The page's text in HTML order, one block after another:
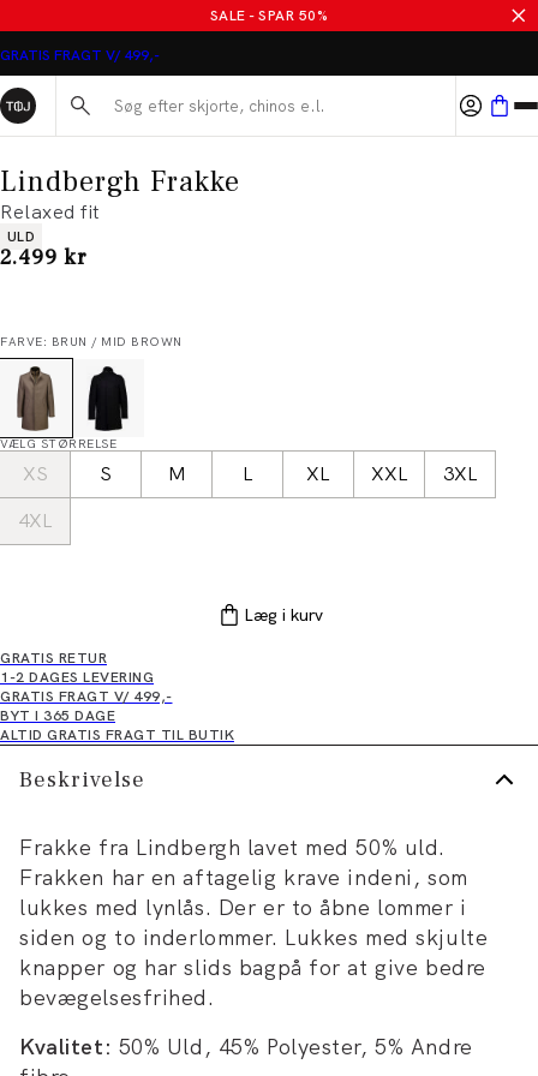
SALE - SPAR 50%
GRATIS FRAGT V/ 499,-
Søg her...
Lindbergh Frakke
Relaxed fit
Produkt egenskaber
ULD
I alt (inkl. rabat)
2.499 kr
FARVE: BRUN / MID BROWN
VÆLG STØRRELSE
XS S M L XL XXL
3XL
4XL
Læg i kurv
GRATIS RETUR
1-2 DAGES LEVERING
GRATIS FRAGT V/ 499,-
BYT I 365 DAGE
ALTID GRATIS FRAGT TIL BUTIK
Beskrivelse
Frakke fra Lindbergh lavet med 50% uld.
Frakken har en aftagelig krave indeni, som
lukkes med lynlås. Der er to åbne lommer i
siden og to inderlommer. Lukkes med skjulte
knapper og har slids bagpå for at give bedre
bevægelsesfrihed.
Kvalitet: 50% Uld, 45% Polyester, 5% Andre